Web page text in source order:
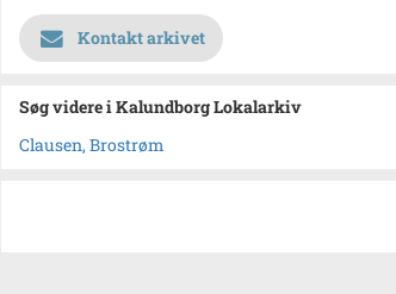
Kontakt arkivet
Søg videre i Kalundborg Lokalarkiv
Clausen, Brostrøm